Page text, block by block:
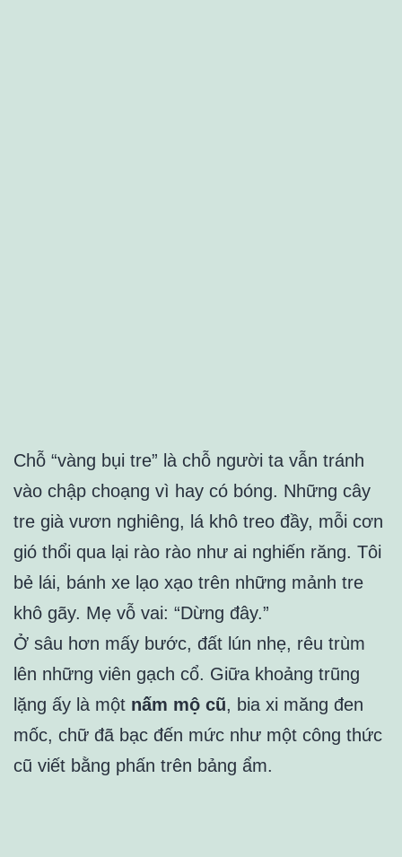
Chỗ “vàng bụi tre” là chỗ người ta vẫn tránh
vào chập choạng vì hay có bóng. Những cây
tre già vươn nghiêng, lá khô treo đầy, mỗi cơn
gió thổi qua lại rào rào như ai nghiến răng. Tôi
bẻ lái, bánh xe lạo xạo trên những mảnh tre
khô gãy. Mẹ vỗ vai: “Dừng đây.”
Ở sâu hơn mấy bước, đất lún nhẹ, rêu trùm
lên những viên gạch cổ. Giữa khoảng trũng
lặng ấy là một nấm mộ cũ, bia xi măng đen
mốc, chữ đã bạc đến mức như một công thức
cũ viết bằng phấn trên bảng ẩm.